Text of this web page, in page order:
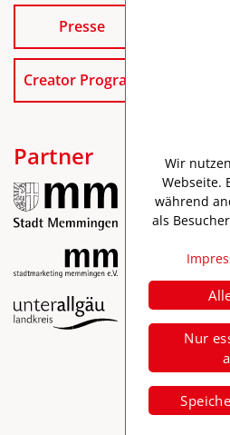
Presse
Creator Program
Partner
Wir
Webseite.
während
als
Nur